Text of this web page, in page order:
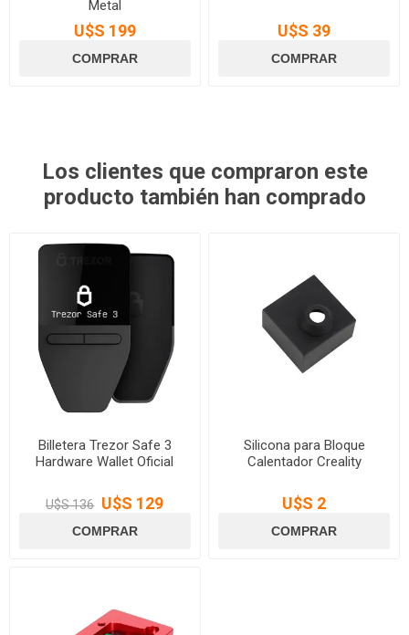
Metal
U$S 199 U$S 39
Los clientes que compraron este
producto también han comprado
Billetera Trezor Safe 3
Hardware Wallet Oficial
U$S 136 U$S 129
Silicona para Bloque
Calentador Creality
U$S 2